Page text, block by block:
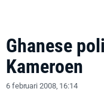
Ghanese
Kameroen
6 februari 2008, 16:14